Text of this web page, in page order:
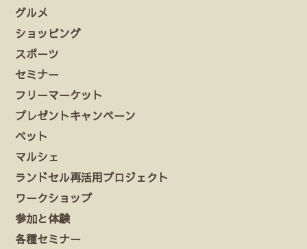
グルメ
ショッピング
スポーツ
セミナー
フリーマーケット
プレゼントキャンペーン
ペット
マルシェ
ランドセル再活用プロジェクト
ワークショップ
参加と体験
各種セミナー